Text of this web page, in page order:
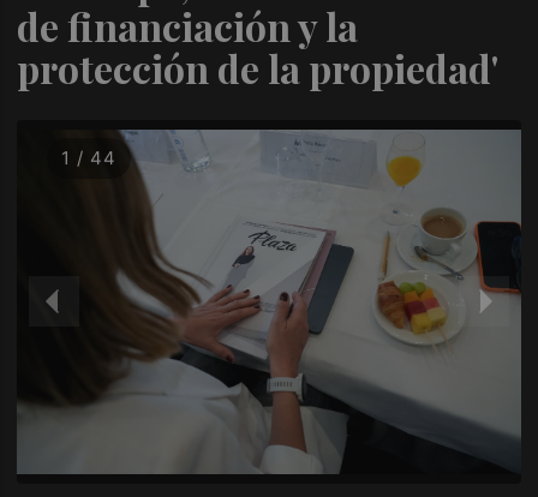
de financiación y la
protección de la propiedad'
1 / 44